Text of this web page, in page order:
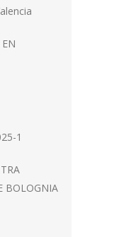
BOLOGNIA